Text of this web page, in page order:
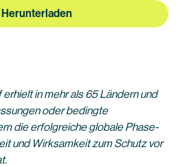
Herunterladen
in mehr als 65 Ländern und
oder bedingte
die erfolgreiche globale Phase-
und Wirksamkeit zum Schutz vor